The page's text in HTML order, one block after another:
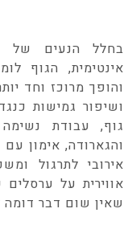
בחלל הנעים של
אינטימית, הגוף
והופך מרוכז וחד
ושיפור גמישות
גוף, עבודת
אירובי לתרגול
אווירית על
שאין שום דבר דומה